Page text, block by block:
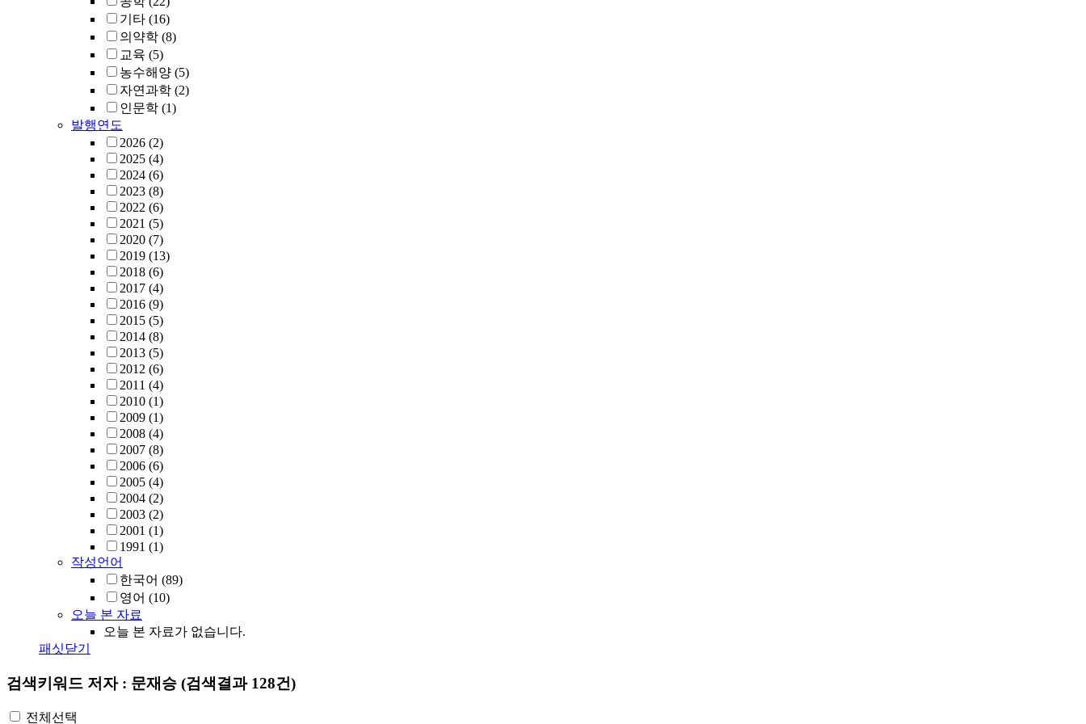
기타 (16)
의약학 (8)
교육 (5)
농수해양 (5)
자연과학 (2)
인문학 (1)
발행연도
2026 (2)
2025 (4)
2024 (6)
2023 (8)
2022 (6)
2021 (5)
2020 (7)
2019 (13)
2018 (6)
2017 (4)
2016 (9)
2015 (5)
2014 (8)
2013 (5)
2012 (6)
2011 (4)
2010 (1)
2009 (1)
2008 (4)
2007 (8)
2006 (6)
2005 (4)
2004 (2)
2003 (2)
2001 (1)
1991 (1)
작성언어
한국어 (89)
영어 (10)
오늘 본 자료
오늘 본 자료가 없습니다.
패싯닫기
검색키워드 저자 : 문재승 (검색결과 128건)
전체선택